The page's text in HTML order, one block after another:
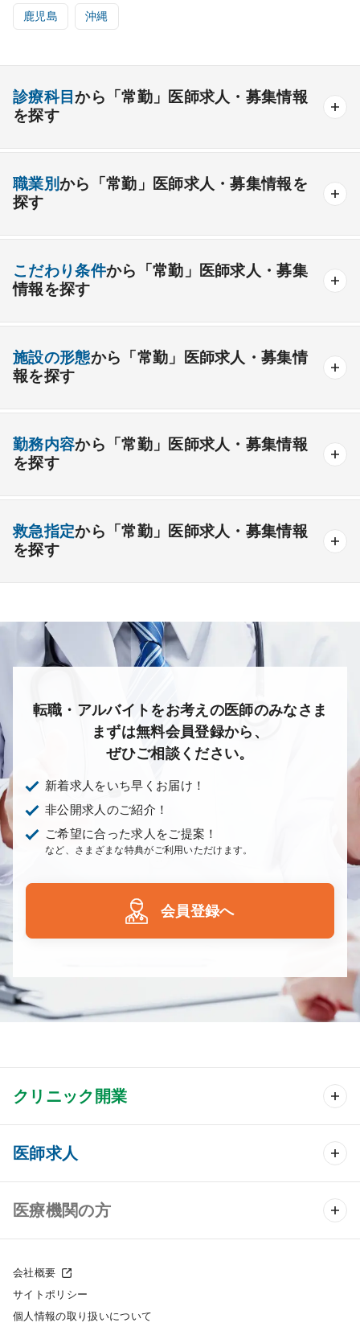
鹿児島 沖縄
診療科目から「常勤」医師求人・募集情報
を探す
内科系
一般内科 呼吸器内科 消化器内科 循環器内科
老人内科 リウマチ内科 総合診療科
消化器外科
整形外科 形成外科 美容外科
その他
心療内科 泌尿器科 眼科 耳鼻咽喉科
皮膚科
放射線科 救命救急科 病理科 その他
職業別から「常勤」医師求人・募集情報を
探す
こだわり条件から「常勤」医師求人・募集
情報を探す
開業支援あり
外来のみの勤務可能 給与インセンティブ制度あり
夜間当直なしの勤務可
後期研修可能 週4日の勤務可能
オンコールなしの勤務可能 セカンドキャリア歓迎
施設の形態から「常勤」医師求人・募集情
報を探す
療養＋精神
勤務内容から「常勤」医師求人・募集情報
を探す
検査
救急指定から「常勤」医師求人・募集情報
を探す
転職・アルバイトをお考えの医師のみなさま
まずは無料会員登録から、
ぜひご相談ください。
新着求人をいち早くお届け！
非公開求人のご紹介！
ご希望に合った求人をご提案！
など、さまざまな特典がご利用いただけます。
会員登録へ
クリニック開業
クリニック開業 TOP
クリニック物件検索
クリニックの開業スタイル
クリニック開業までの流れ
医師求人
医師求人 TOP
常勤求人検索
非常勤求人検索
医療機関の方
採用をお考えの医療機関の方
会社概要
サイトポリシー
個人情報の取り扱いについて